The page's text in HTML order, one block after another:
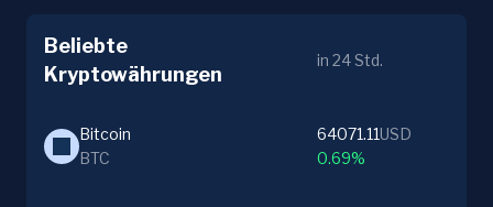
Beliebte
Kryptowährungen
in 24 Std.
Bitcoin
BTC
64071.11USD
0.69%